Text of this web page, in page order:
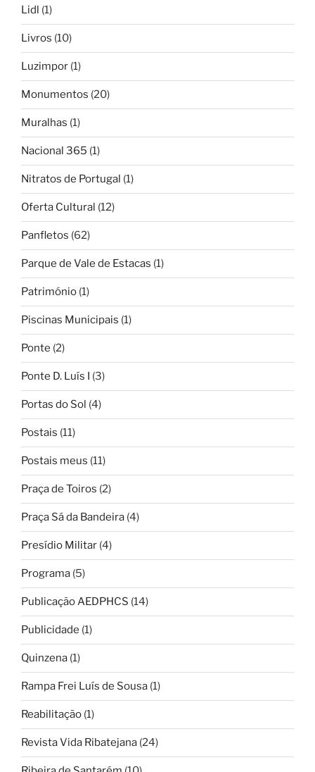
Lidl (1)
Livros (10)
Luzimpor (1)
Monumentos (20)
Muralhas (1)
Nacional 365 (1)
Nitratos de Portugal (1)
Oferta Cultural (12)
Panfletos (62)
Parque de Vale de Estacas (1)
Património (1)
Piscinas Municipais (1)
Ponte (2)
Ponte D. Luís I (3)
Portas do Sol (4)
Postais (11)
Postais meus (11)
Praça de Toiros (2)
Praça Sá da Bandeira (4)
Presídio Militar (4)
Programa (5)
Publicação AEDPHCS (14)
Publicidade (1)
Quinzena (1)
Rampa Frei Luís de Sousa (1)
Reabilitação (1)
Revista Vida Ribatejana (24)